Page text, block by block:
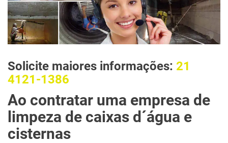
Solicite maiores informações: 21
4121-1386
Ao contratar uma empresa de
limpeza de caixas d´água e
cisternas